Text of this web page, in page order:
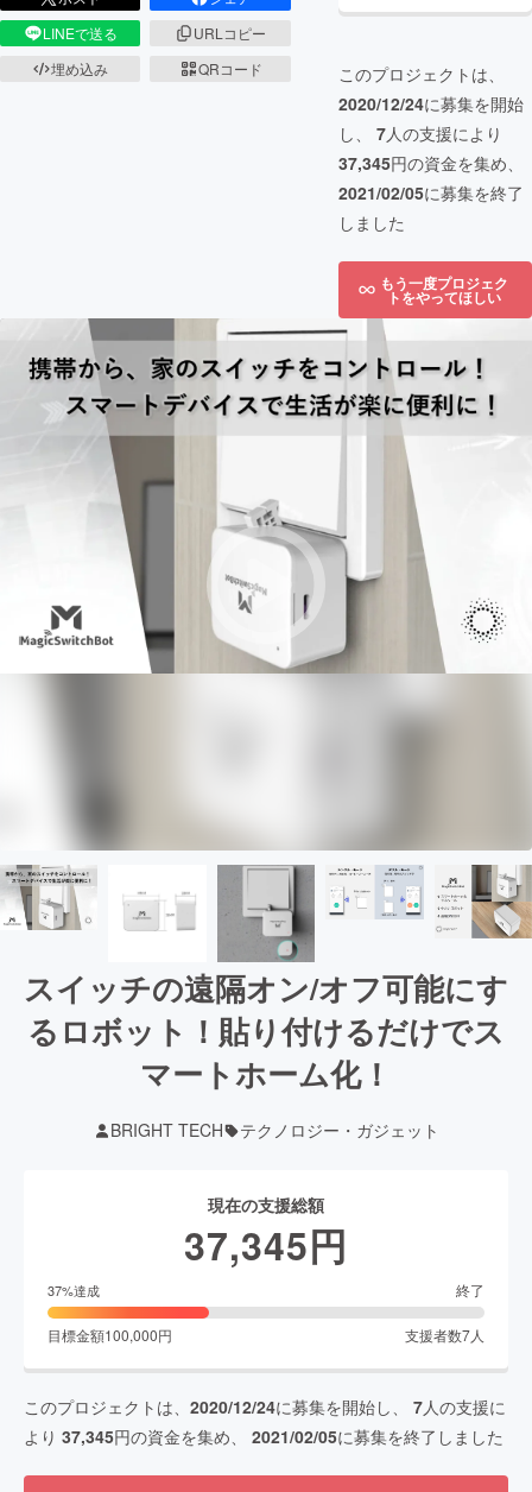
LINEで送る
URLコピー
埋め込み
QRコード
このプロジェクトは、
2020/12/24に募集を開始
し、 7人の支援により
37,345円の資金を集め、
2021/02/05に募集を終了
しました
もう一度プロジェク
トをやってほしい
スイッチの遠隔オン/オフ可能にす
るロボット！貼り付けるだけでス
マートホーム化！
BRIGHT TECH テクノロジー・ガジェット
現在の支援総額
37,345円
37%達成 終了
目標金額100,000円 支援者数7人
このプロジェクトは、 2020/12/24に募集を開始し、 7人の支援に
より 37,345円の資金を集め、 2021/02/05に募集を終了しました